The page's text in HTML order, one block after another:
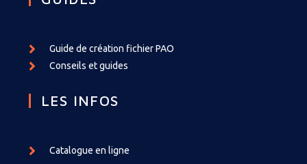
Guide de création fichier PAO
Conseils et guides
LES INFOS
Catalogue en ligne